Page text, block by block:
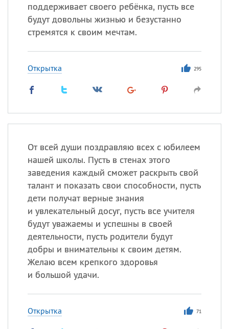
поддерживает своего ребёнка, пусть все
будут довольны жизнью и безустанно
стремятся к своим мечтам.
Открытка 295
От всей души поздравляю всех с юбилеем
нашей школы. Пусть в стенах этого
заведения каждый сможет раскрыть свой
талант и показать свои способности, пусть
дети получат верные знания
и увлекательный досуг, пусть все учителя
будут уважаемы и успешны в своей
деятельности, пусть родители будут
добры и внимательны к своим детям.
Желаю всем крепкого здоровья
и большой удачи.
Открытка 71